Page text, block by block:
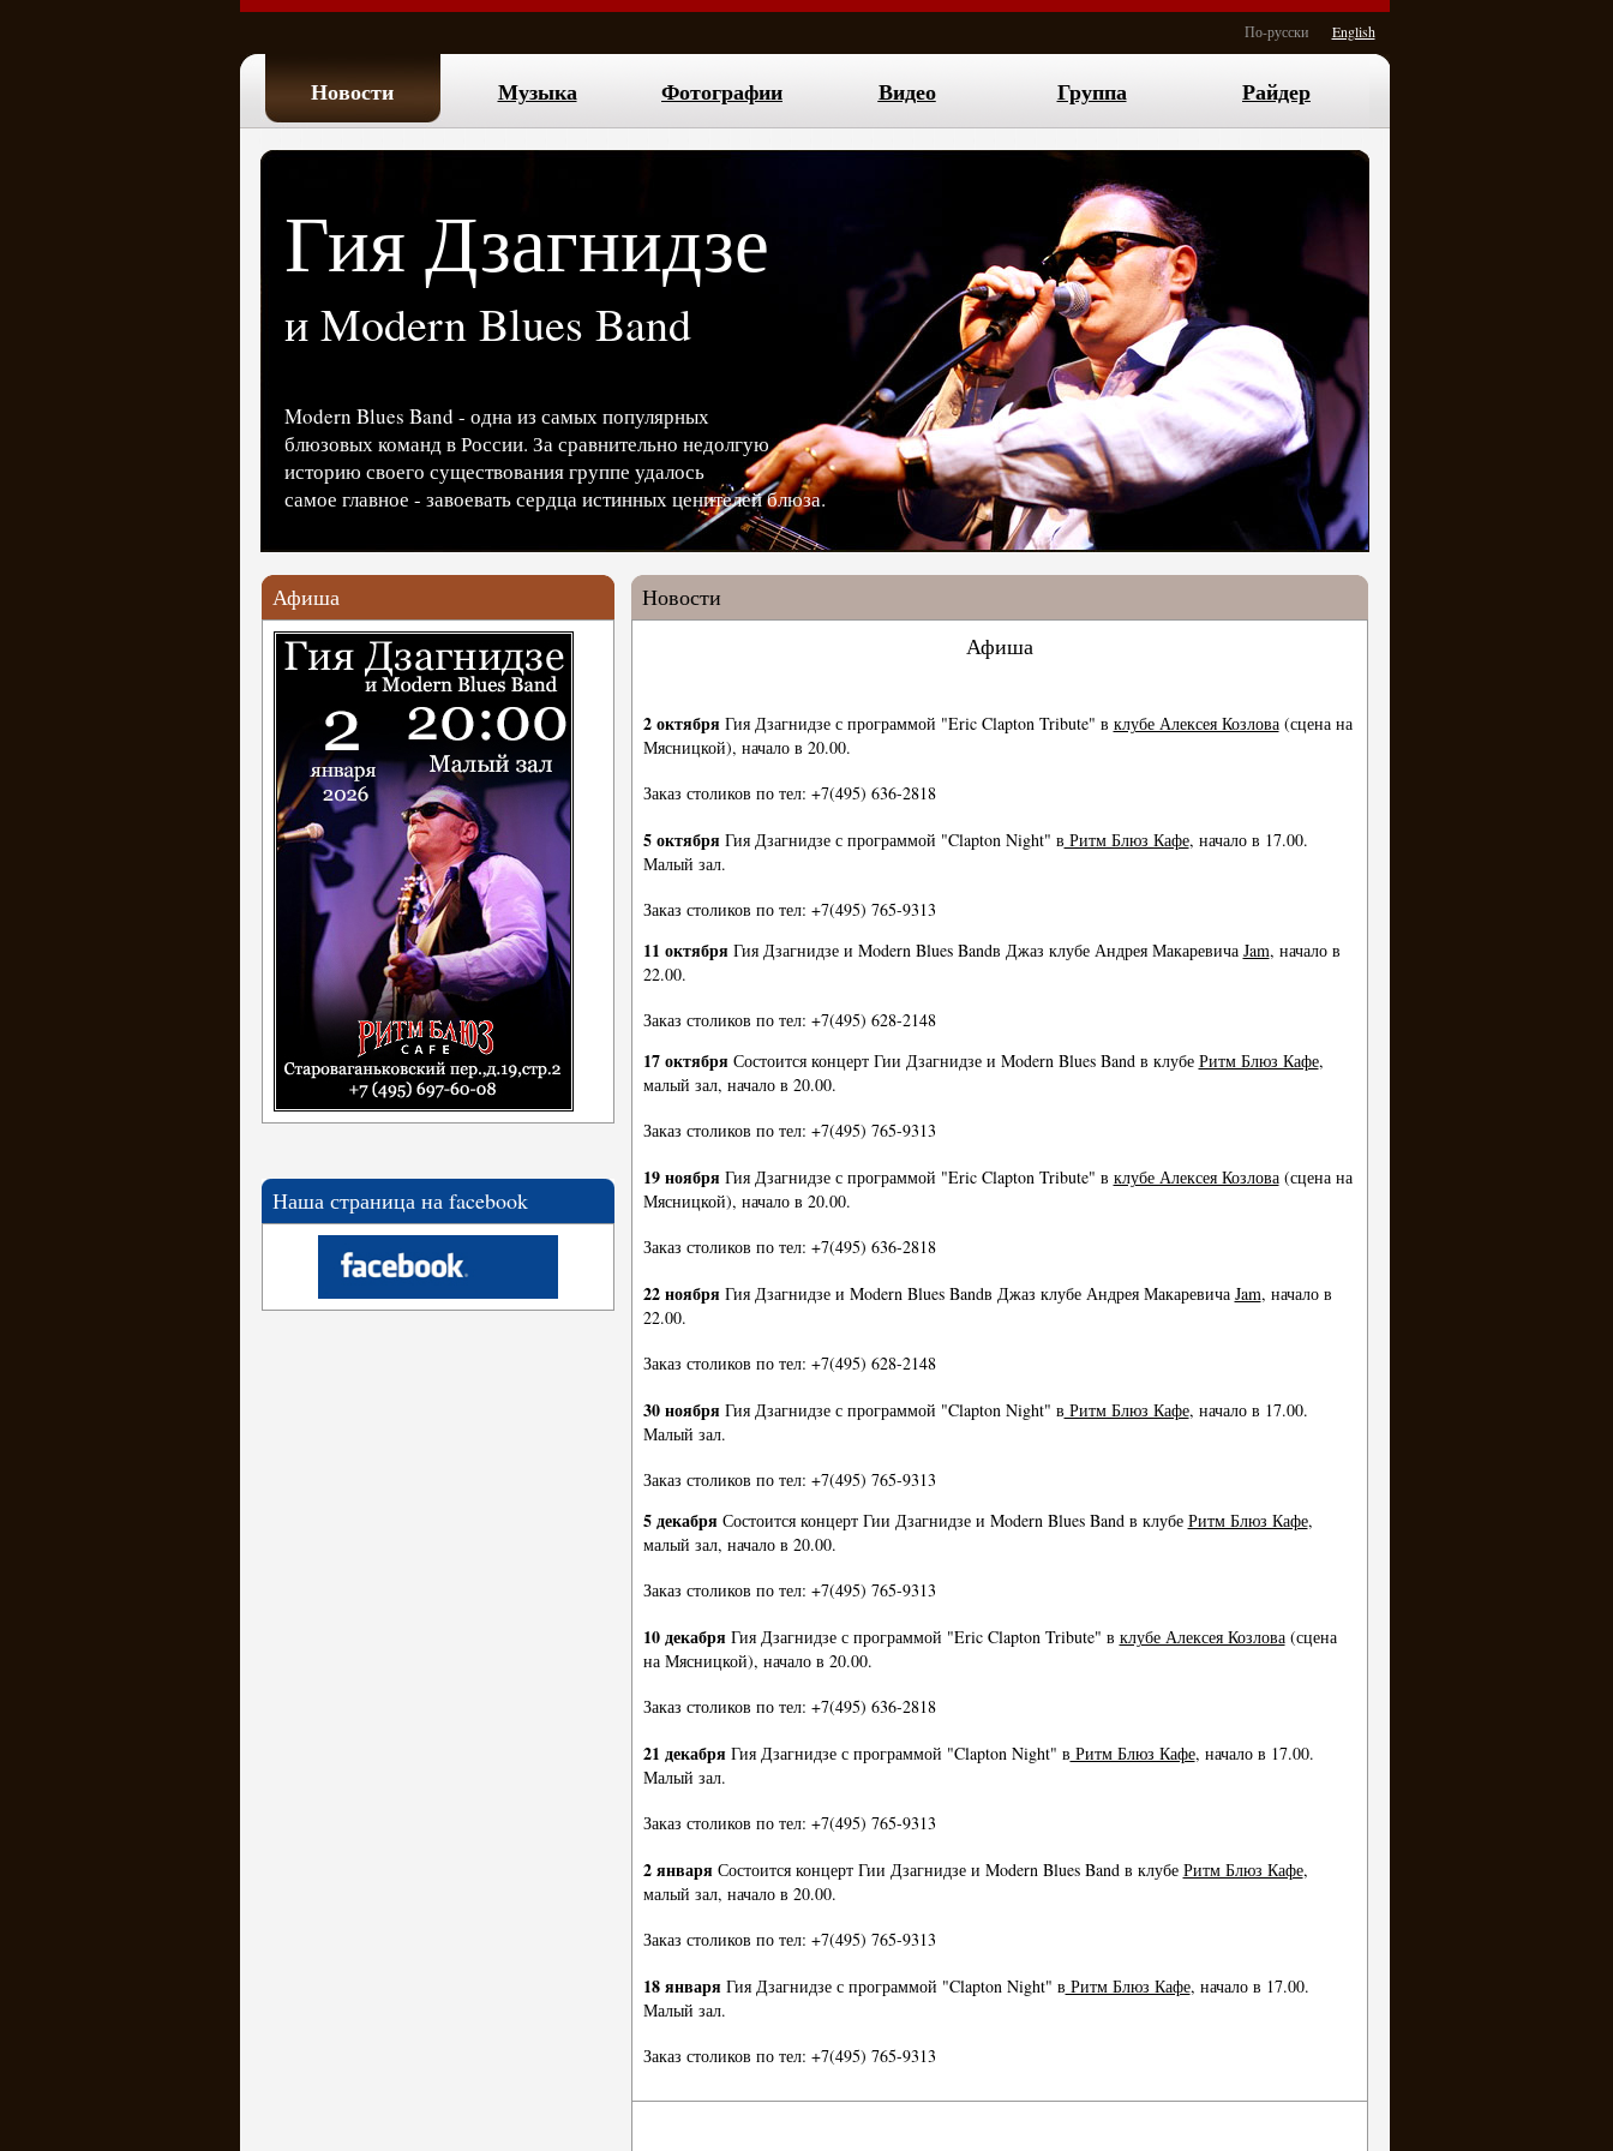
По-русски English
Новости Музыка Фотографии Видео Группа Райдер
Гия Дзагнидзе
и Modern Blues Band
Modern Blues Band - одна из самых популярных
блюзовых команд в России. За сравнительно недолгую
историю своего существования группе удалось
самое главное - завоевать сердца истинных ценителей блюза.
Афиша
Наша страница на facebook
Новости
Афиша
2 октября Гия Дзагнидзе с программой "Eric Clapton Tribute" в клубе Алексея Козлова(сцена на
Мясницкой), начало в 20.00.
Заказ столиков по тел: +7(495) 636-2818
5 октября Гия Дзагнидзе с программой "Clapton Night" в Ритм Блюз Кафе, начало в 17.00.
Малый зал.
Заказ столиков по тел: +7(495) 765-9313
11 октября Гия Дзагнидзе и Modern Blues Bandв Джаз клубе Андрея Макаревича Jam, начало в
22.00.
Заказ столиков по тел: +7(495) 628-2148
17 октября Состоится концерт Гии Дзагнидзе и Modern Blues Band в клубе Ритм Блюз Кафе,
малый зал, начало в 20.00.
Заказ столиков по тел: +7(495) 765-9313
19 ноября Гия Дзагнидзе с программой "Eric Clapton Tribute" в клубе Алексея Козлова(сцена на
Мясницкой), начало в 20.00.
Заказ столиков по тел: +7(495) 636-2818
22 ноября Гия Дзагнидзе и Modern Blues Bandв Джаз клубе Андрея Макаревича Jam, начало в
22.00.
Заказ столиков по тел: +7(495) 628-2148
30 ноября Гия Дзагнидзе с программой "Clapton Night" в Ритм Блюз Кафе, начало в 17.00.
Малый зал.
Заказ столиков по тел: +7(495) 765-9313
5 декабря Состоится концерт Гии Дзагнидзе и Modern Blues Band в клубе Ритм Блюз Кафе,
малый зал, начало в 20.00.
Заказ столиков по тел: +7(495) 765-9313
10 декабря Гия Дзагнидзе с программой "Eric Clapton Tribute" в клубе Алексея Козлова(сцена
на Мясницкой), начало в 20.00.
Заказ столиков по тел: +7(495) 636-2818
21 декабря Гия Дзагнидзе с программой "Clapton Night" в Ритм Блюз Кафе, начало в 17.00.
Малый зал.
Заказ столиков по тел: +7(495) 765-9313
2 января Состоится концерт Гии Дзагнидзе и Modern Blues Band в клубе Ритм Блюз Кафе,
малый зал, начало в 20.00.
Заказ столиков по тел: +7(495) 765-9313
18 января Гия Дзагнидзе с программой "Clapton Night" в Ритм Блюз Кафе, начало в 17.00.
Малый зал.
Заказ столиков по тел: +7(495) 765-9313